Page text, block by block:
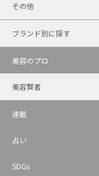
その他
ブランド別に探す
美容のプロ
美容賢者
連載
占い
SDGs